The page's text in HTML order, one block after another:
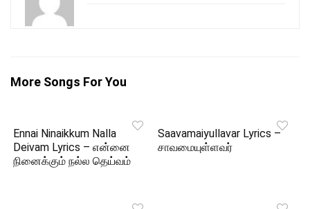
More Songs For You
Ennai Ninaikkum Nalla
Deivam Lyrics – என்னை
நினைக்கும் நல்ல தெய்வம்
Saavamaiyullavar Lyrics –
சாவமையுள்ளவர்